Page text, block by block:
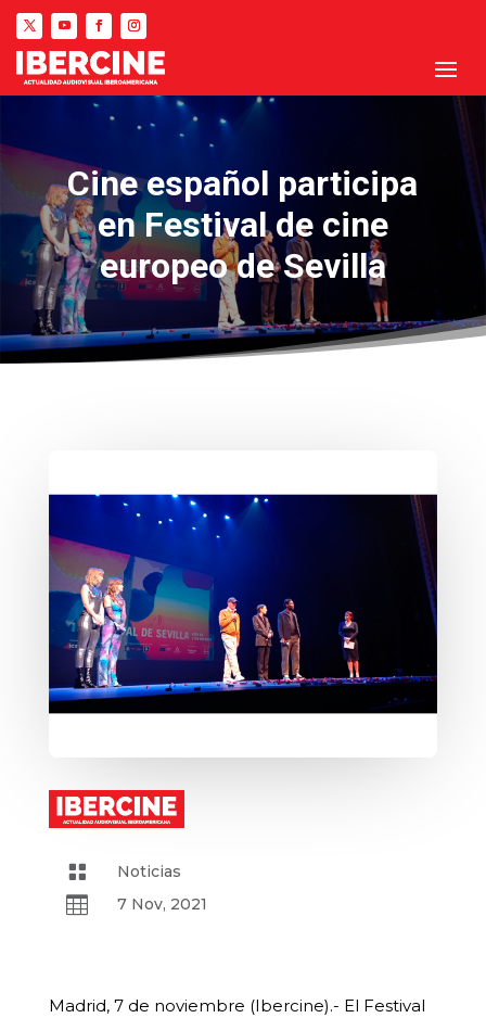
Cine español participa
en Festival de cine
europeo de Sevilla
 Noticias
 7 Nov, 2021
Madrid, 7 de noviembre (Ibercine).- El Festival